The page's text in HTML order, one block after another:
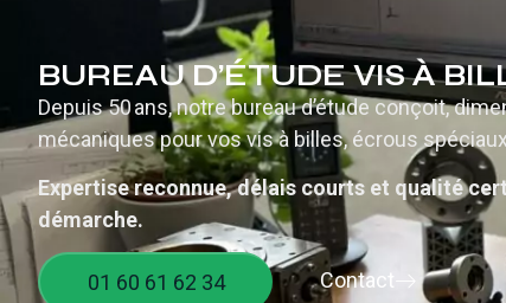
BUREAU D’ÉTUDE VIS À
Depuis 50 ans, notre bureau d’étude conçoit,
mécaniques pour vos vis à billes, écrous
Expertise reconnue, délais courts et qualité
démarche.
01 60 61 62 34 Contact